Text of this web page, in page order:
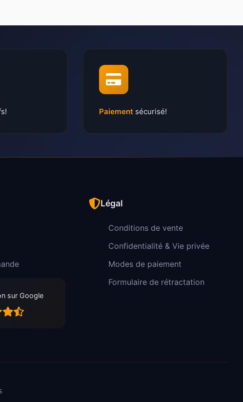
Paiement sécurisé!
sur Google
Légal
Conditions de vente
Confidentialité & Vie privée
Modes de paiement
Formulaire de rétractation